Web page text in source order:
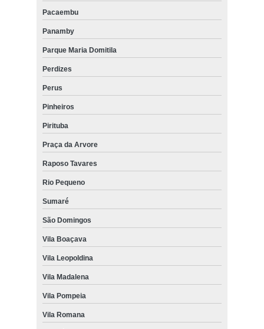
Pacaembu
Panamby
Parque Maria Domitila
Perdizes
Perus
Pinheiros
Pirituba
Praça da Arvore
Raposo Tavares
Rio Pequeno
Sumaré
São Domingos
Vila Boaçava
Vila Leopoldina
Vila Madalena
Vila Pompeia
Vila Romana